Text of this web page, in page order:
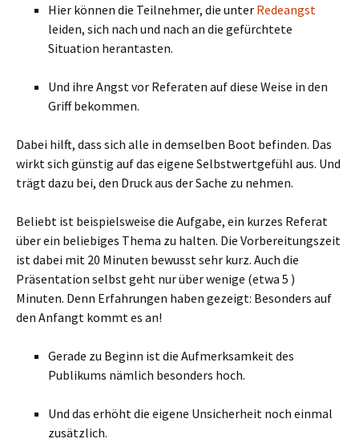
Hier können die Teilnehmer, die unter Redeangst
leiden, sich nach und nach an die gefürchtete
Situation herantasten.
Und ihre Angst vor Referaten auf diese Weise in den
Griff bekommen.
Dabei hilft, dass sich alle in demselben Boot befinden. Das
wirkt sich günstig auf das eigene Selbstwertgefühl aus. Und
trägt dazu bei, den Druck aus der Sache zu nehmen.
Beliebt ist beispielsweise die Aufgabe, ein kurzes Referat
über ein beliebiges Thema zu halten. Die Vorbereitungszeit
ist dabei mit 20 Minuten bewusst sehr kurz. Auch die
Präsentation selbst geht nur über wenige (etwa 5 )
Minuten. Denn Erfahrungen haben gezeigt: Besonders auf
den Anfangt kommt es an!
Gerade zu Beginn ist die Aufmerksamkeit des
Publikums nämlich besonders hoch.
Und das erhöht die eigene Unsicherheit noch einmal
zusätzlich.